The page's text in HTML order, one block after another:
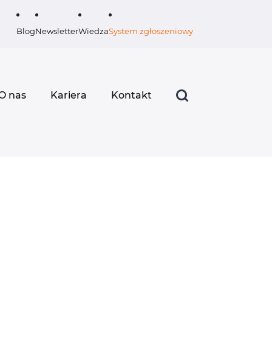
BlogNewsletterWiedzaSystem zgłoszeniowy
nas Kariera Kontakt